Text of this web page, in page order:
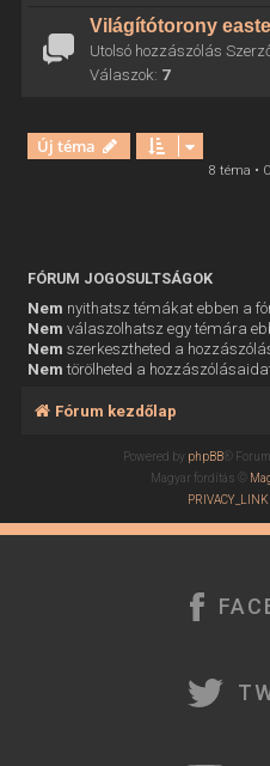
Világítótorony
Utolsó hozzászólás
Válaszok: 7
Új téma
8 téma •
FÓRUM JOGOSULTSÁGOK
Nem nyithatsz témákat ebben a
Nem válaszolhatsz egy témára
Nem szerkesztheted a
Nem törölheted a
Fórum kezdőlap
Powered by phpBB®
Magyar fordítás ©
PRIVACY_LINK|